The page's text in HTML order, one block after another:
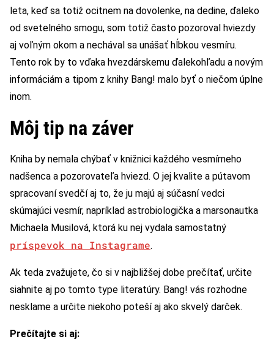
leta, keď sa totiž ocitnem na dovolenke, na dedine, ďaleko
od svetelného smogu, som totiž často pozoroval hviezdy
aj voľným okom a nechával sa unášať hĺbkou vesmíru.
Tento rok by to vďaka hvezdárskemu ďalekohľadu a novým
informáciám a tipom z knihy Bang! malo byť o niečom úplne
inom.
Môj tip na záver
Kniha by nemala chýbať v knižnici každého vesmírneho
nadšenca a pozorovateľa hviezd. O jej kvalite a pútavom
spracovaní svedčí aj to, že ju majú aj súčasní vedci
skúmajúci vesmír, napríklad astrobiologička a marsonautka
Michaela Musilová, ktorá ku nej vydala samostatný
príspevok na Instagrame.
Ak teda zvažujete, čo si v najbližšej dobe prečítať, určite
siahnite aj po tomto type literatúry. Bang! vás rozhodne
nesklame a určite niekoho poteší aj ako skvelý darček.
Prečítajte si aj: